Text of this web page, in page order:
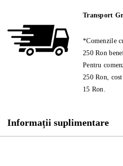
Transport
*Comenzile
250 Ron
Pentru
250 Ron,
15 Ron.
Informații suplimentare